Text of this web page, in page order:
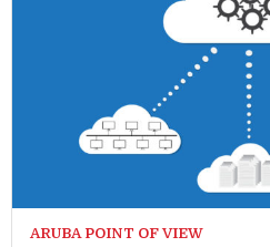
ARUBA POINT OF VIEW